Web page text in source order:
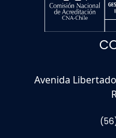
Avenida